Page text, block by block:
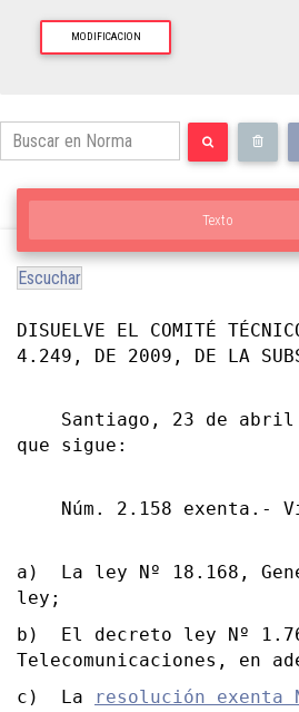
MODIFICACION
Texto
Escuchar
DISUELVE EL COMITÉ
4.249, DE 2009, DE LA
Santiago, 23 de abril
que sigue:
Núm. 2.158 exenta.-
a) La ley Nº 18.168,
ley;
b) El decreto ley Nº
Telecomunicaciones, en
c) La
resolución exenta